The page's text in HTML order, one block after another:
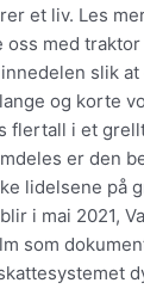
et liv. Les
med
slik
og korte
flertall i et
er den
lidelsene på
i mai 2021,
som